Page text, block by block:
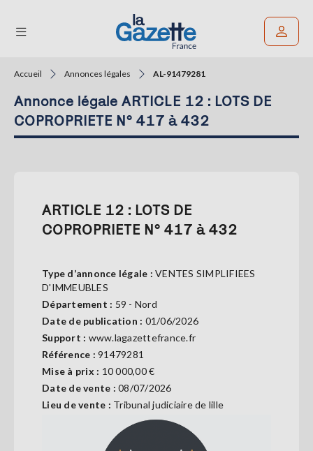
THÉMATIQUES
TENDANCES
Se
connecter
S'abonner
Accueil Annonces légales AL-91479281
Annonce légale ARTICLE 12 : LOTS DE
COPROPRIETE N° 417 à 432
ARTICLE 12 : LOTS DE
COPROPRIETE N° 417 à 432
Type d’annonce légale : VENTES SIMPLIFIEES
D'IMMEUBLES
Département : 59 - Nord
Date de publication : 01/06/2026
Support : www.lagazettefrance.fr
Référence : 91479281
Mise à prix : 10 000,00 €
Date de vente : 08/07/2026
Lieu de vente : Tribunal judiciaire de lille